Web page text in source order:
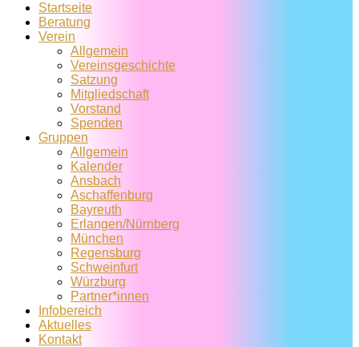
Startseite
Beratung
Verein
Allgemein
Vereins­geschichte
Satzung
Mitglied­schaft
Vorstand
Spenden
Gruppen
Allgemein
Kalender
Ansbach
Aschaffenburg
Bayreuth
Erlangen/Nürnberg
München
Regensburg
Schweinfurt
Würzburg
Partner*innen
Infobereich
Aktuelles
Kontakt